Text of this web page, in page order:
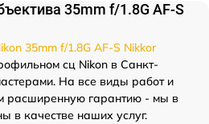
35mm f/1.8G AF-S
35mm f/1.8G AF-S Nikkor
сц Nikon в Санкт-
На все виды работ и
расширенную гарантию - мы в
в качестве наших услуг.